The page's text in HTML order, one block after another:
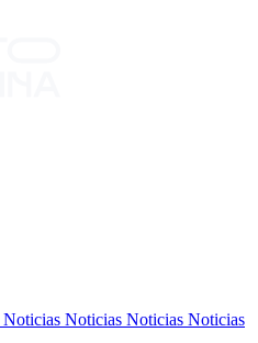
Noticias Noticias Noticias Noticias